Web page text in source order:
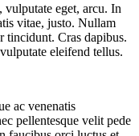
eget, arcu. In
vitae, justo. Nullam
tincidunt. Cras dapibus.
eleifend tellus.
ac venenatis
pellentesque velit pede